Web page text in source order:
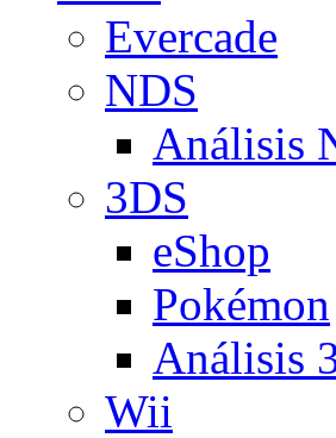
Evercade
NDS
Análisis
3DS
eShop
Pokémon
Análisis
Wii